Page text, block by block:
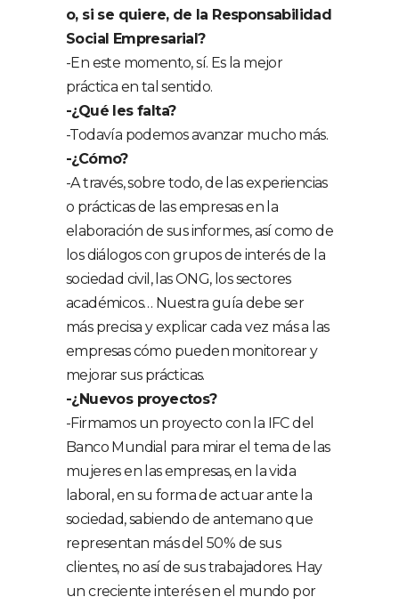
o, si se quiere, de la Responsabilidad
Social Empresarial?
-En este momento, sí. Es la mejor
práctica en tal sentido.
-¿Qué les falta?
-Todavía podemos avanzar mucho más.
-¿Cómo?
-A través, sobre todo, de las experiencias
o prácticas de las empresas en la
elaboración de sus informes, así como de
los diálogos con grupos de interés de la
sociedad civil, las ONG, los sectores
académicos… Nuestra guía debe ser
más precisa y explicar cada vez más a las
empresas cómo pueden monitorear y
mejorar sus prácticas.
-¿Nuevos proyectos?
-Firmamos un proyecto con la IFC del
Banco Mundial para mirar el tema de las
mujeres en las empresas, en la vida
laboral, en su forma de actuar ante la
sociedad, sabiendo de antemano que
representan más del 50% de sus
clientes, no así de sus trabajadores. Hay
un creciente interés en el mundo por